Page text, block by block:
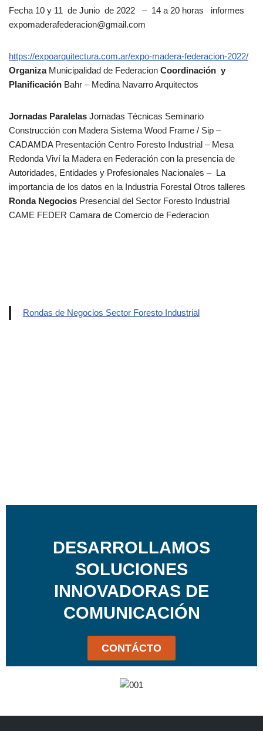
Fecha 10 y 11 de Junio de 2022 – 14 a 20 horas informes
expomaderafederacion@gmail.com
https://expoarquitectura.com.ar/expo-madera-federacion-2022/
OrganizaMunicipalidad de Federacion Coordinación y
Planificación Bahr – Medina Navarro Arquitectos
Jornadas Paralelas Jornadas Técnicas Seminario
Construcción con Madera Sistema Wood Frame / Sip –
CADAMDA Presentación Centro Foresto Industrial – Mesa
Redonda Viví la Madera en Federación con la presencia de
Autoridades, Entidades y Profesionales Nacionales – La
importancia de los datos en la Industria Forestal Otros talleres
Ronda Negocios Presencial del Sector Foresto Industrial
CAME FEDER Camara de Comercio de Federacion
Rondas de Negocios Sector Foresto Industrial
DESARROLLAMOS
SOLUCIONES
INNOVADORAS DE
COMUNICACIÓN
CONTÁCTO